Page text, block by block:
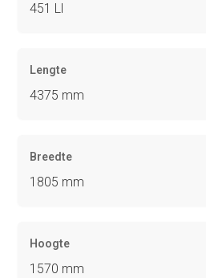
451 Ll
Lengte
4375 mm
Breedte
1805 mm
Hoogte
1570 mm